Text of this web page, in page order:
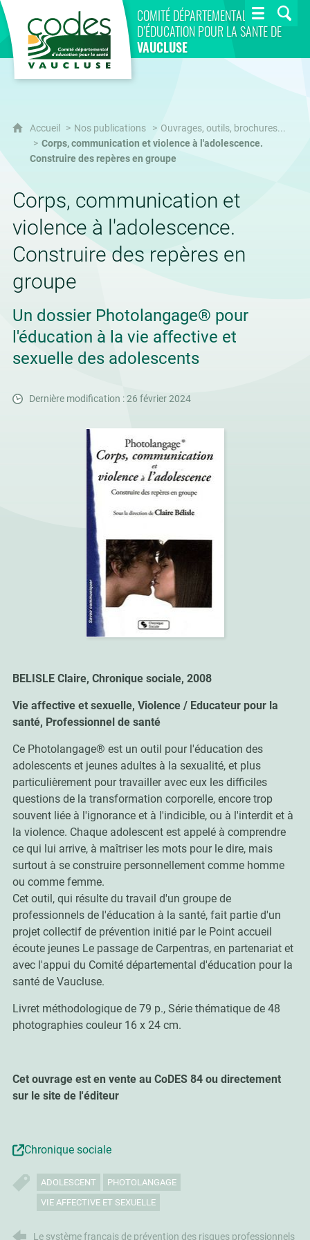
COMITÉ DÉPARTEMENTAL
D’ÉDUCATION POUR LA SANTÉ DE
VAUCLUSE
CoDES 84
Accueil Nos publications
Ouvrages, outils, brochures...
Corps, communication et violence à l'adolescence.
Construire des repères en groupe
Corps, communication et
violence à l'adolescence.
Construire des repères en
groupe
Un dossier Photolangage® pour
l'éducation à la vie affective et
sexuelle des adolescents
Dernière modification : 26 février 2024
BELISLE Claire, Chronique sociale, 2008
Vie affective et sexuelle, Violence / Educateur pour la
santé, Professionnel de santé
Ce Photolangage® est un outil pour l'éducation des
adolescents et jeunes adultes à la sexualité, et plus
particulièrement pour travailler avec eux les difficiles
questions de la transformation corporelle, encore trop
souvent liée à l'ignorance et à l'indicible, ou à l'interdit et à
la violence. Chaque adolescent est appelé à comprendre
ce qui lui arrive, à maîtriser les mots pour le dire, mais
surtout à se construire personnellement comme homme
ou comme femme.
Cet outil, qui résulte du travail d'un groupe de
professionnels de l'éducation à la santé, fait partie d'un
projet collectif de prévention initié par le Point accueil
écoute jeunes Le passage de Carpentras, en partenariat et
avec l'appui du Comité départemental d'éducation pour la
santé de Vaucluse.
Livret méthodologique de 79 p., Série thématique de 48
photographies couleur 16 x 24 cm.
Cet ouvrage est en vente au CoDES 84 ou directement
sur le site de l'éditeur
Chronique sociale
ADOLESCENT
PHOTOLANGAGE
VIE AFFECTIVE ET SEXUELLE
Le système français de prévention des risques professionnels